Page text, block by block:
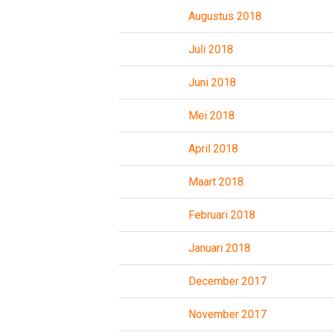
Augustus 2018
Juli 2018
Juni 2018
Mei 2018
April 2018
Maart 2018
Februari 2018
Januari 2018
December 2017
November 2017